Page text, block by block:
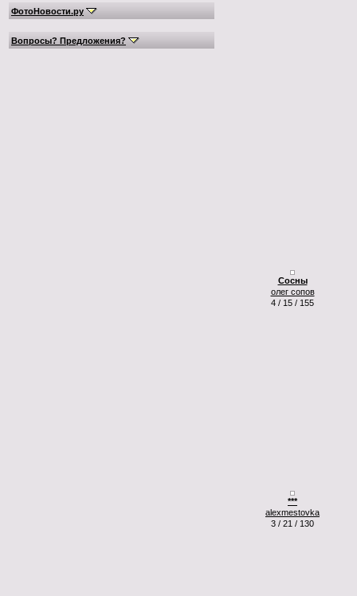
ФотоНовости.ру
Вопросы? Предложения?
Сосны
олег сопов
4 / 15 / 155
***
alexmestovka
3 / 21 / 130